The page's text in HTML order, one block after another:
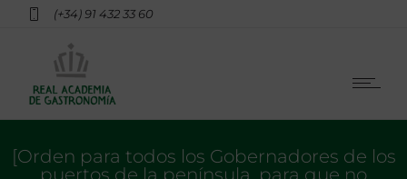
(+34) 91 432 33 60
[Orden para todos los Gobernadores de los
puertos de la península, para que no